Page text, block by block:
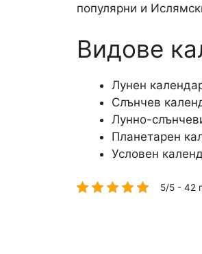
популярни и
Видове
Лунен
Слънчев
Лунно-
Планетарен
Условен
5/5 - 42